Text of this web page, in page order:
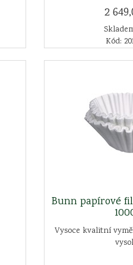
2
Kód:
Bunn papírové
Vysoce kvalitní